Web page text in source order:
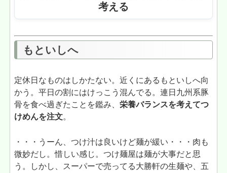
考える
もといしへ
定休日なものはしかたない。近くにあるもといしへ向
かう。平日の割にはけっこう混んでる。連日九州系豚
骨を食べ過ぎたことを鑑み、栄養バランスを考えてつ
けめんを注文。
・・・うーん、つけ汁は良いけど麺が緩い・・・肉も
微妙だし。惜しい感じ。つけ麺屋は麺が大事だと思
う。しかし、スーパーで売ってる大勝軒の生麺や、五